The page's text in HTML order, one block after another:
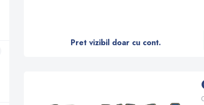
Pret vizibil doar cu cont.